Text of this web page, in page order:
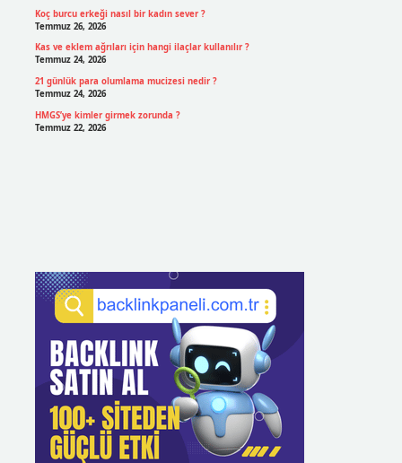
Koç burcu erkeği nasıl bir kadın sever ?
Temmuz 26, 2026
Kas ve eklem ağrıları için hangi ilaçlar kullanılır ?
Temmuz 24, 2026
21 günlük para olumlama mucizesi nedir ?
Temmuz 24, 2026
HMGS’ye kimler girmek zorunda ?
Temmuz 22, 2026